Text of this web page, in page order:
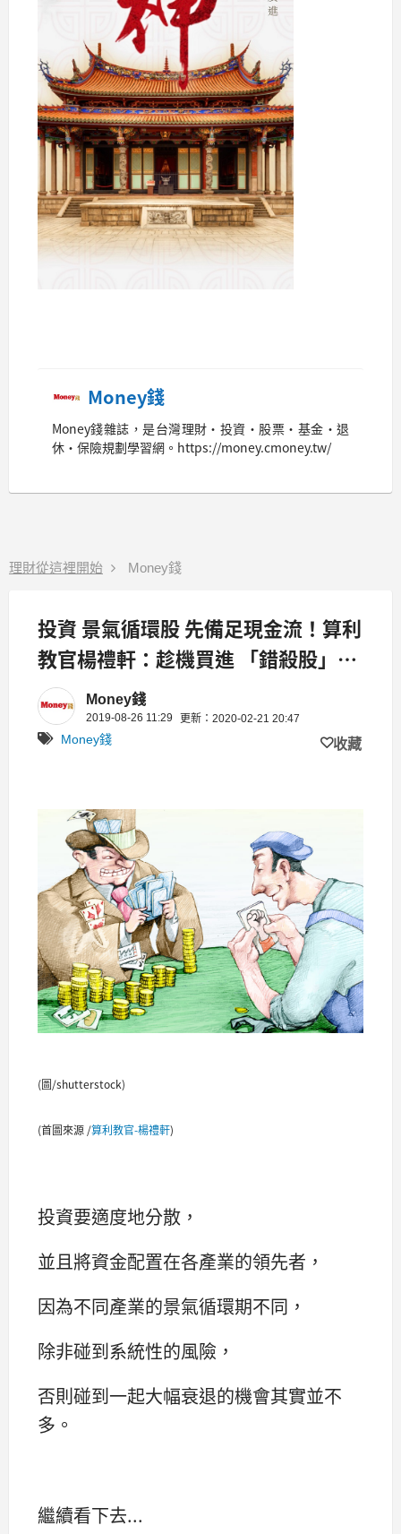
Money錢
Money錢雜誌，是台灣理財‧投資‧股票‧基金‧退
休‧保險規劃學習網。https://money.cmoney.tw/
理財從這裡開始 Money錢
投資 景氣循環股 先備足現金流！算利
教官楊禮軒：趁機買進 「錯殺股」往
往獲利都不錯
Money錢
2019-08-26 11:29 更新：2020-02-21 20:47
Money錢 收藏
(圖/shutterstock)
(首圖來源 /算利教官-楊禮軒)
投資要適度地分散，
並且將資金配置在各產業的領先者，
因為不同產業的景氣循環期不同，
除非碰到系統性的風險，
否則碰到一起大幅衰退的機會其實並不
多。
繼續看下去...